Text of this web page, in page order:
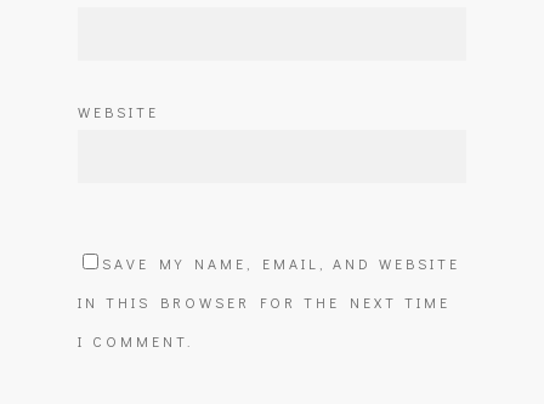
WEBSITE
SAVE MY NAME, EMAIL, AND WEBSITE
IN THIS BROWSER FOR THE NEXT TIME
I COMMENT.